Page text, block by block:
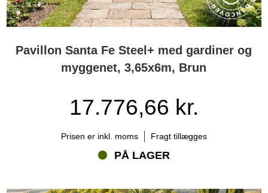
Pavillon Santa Fe Steel+ med gardiner og
myggenet, 3,65x6m, Brun
17.776,66 kr.
Prisen er inkl. moms Fragt tillægges
PÅ LAGER